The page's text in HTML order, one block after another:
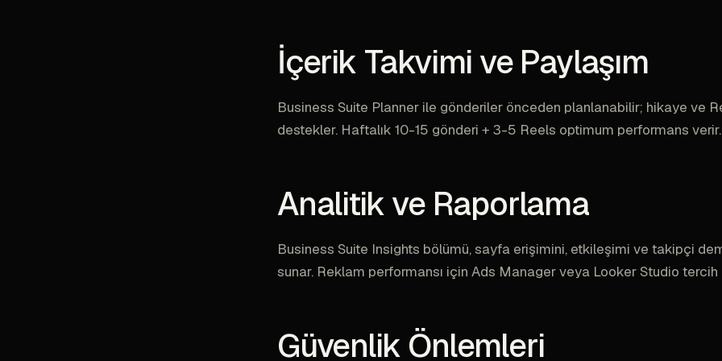
İçerik Takvimi ve Paylaşım
Business Suite Planner ile gönderiler önceden planlanabilir; hikaye ve
destekler. Haftalık 10-15 gönderi + 3-5 Reels optimum performans verir.
Analitik ve Raporlama
Business Suite Insights bölümü, sayfa erişimini, etkileşimi ve takipçi
sunar. Reklam performansı için Ads Manager veya Looker Studio tercih
Güvenlik Önlemleri